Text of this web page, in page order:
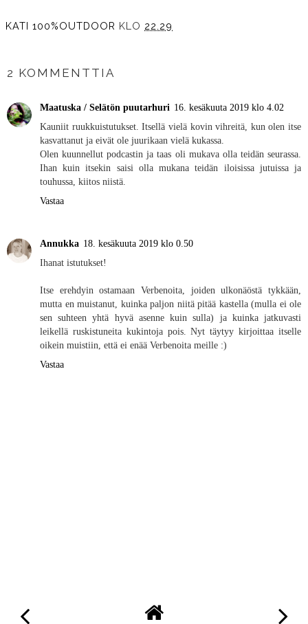
KATI 100%OUTDOOR KLO 22.29
2 KOMMENTTIA
Maatuska / Selätön puutarhuri 16. kesäkuuta 2019 klo 4.02
Kauniit ruukkuistutukset. Itsellä vielä kovin vihreitä, kun olen itse
kasvattanut ja eivät ole juurikaan vielä kukassa.
Olen kuunnellut podcastin ja taas oli mukava olla teidän seurassa.
Ihan kuin itsekin saisi olla mukana teidän iloisissa jutuissa ja
touhussa, kiitos niistä.
Vastaa
Annukka 18. kesäkuuta 2019 klo 0.50
Ihanat istutukset!
Itse erehdyin ostamaan Verbenoita, joiden ulkonäöstä tykkään,
mutta en muistanut, kuinka paljon niitä pitää kastella (mulla ei ole
sen suhteen yhtä hyvä asenne kuin sulla) ja kuinka jatkuvasti
leikellä ruskistuneita kukintoja pois. Nyt täytyy kirjoittaa itselle
oikein muistiin, että ei enää Verbenoita meille :)
Vastaa